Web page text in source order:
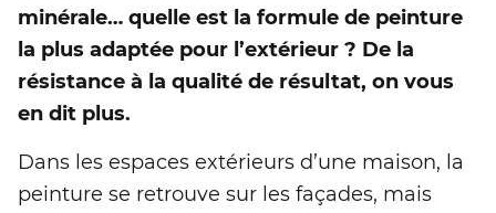
minérale… quelle est la formule de peinture
la plus adaptée pour l’extérieur ? De la
résistance à la qualité de résultat, on vous
en dit plus.
Dans les espaces extérieurs d’une maison, la
peinture se retrouve sur les façades, mais